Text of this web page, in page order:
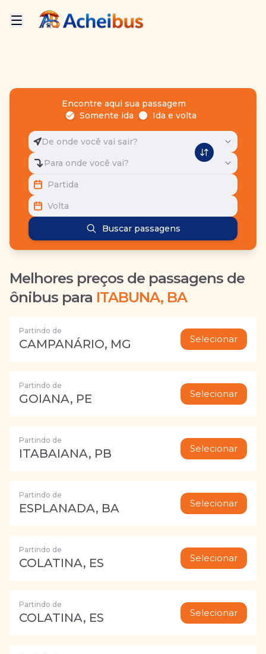
Encontre aqui sua passagem
Somente ida
Ida e volta
De onde você vai sair?
Para onde você vai?
Partida
Volta
Buscar passagens
Melhores preços de passagens de
ônibus para ITABUNA, BA
Partindo de
CAMPANÁRIO, MG Selecionar
Partindo de
GOIANA, PE Selecionar
Partindo de
ITABAIANA, PB Selecionar
Partindo de
ESPLANADA, BA Selecionar
Partindo de
COLATINA, ES Selecionar
Partindo de
COLATINA, ES Selecionar